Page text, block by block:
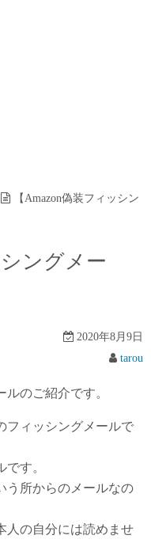
【Amazon偽装フィッシン
シングメー
2020年8月9日
tarou
のご紹介です。
フィッシングメールで
す。
う所からのメールなの
人の自分には読めませ